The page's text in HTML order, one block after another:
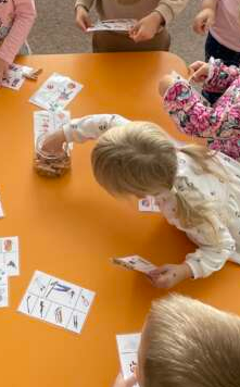
Kontakt
Ochrana osobných
údajov – GDPR
Vzdelávanie
zamestnancov